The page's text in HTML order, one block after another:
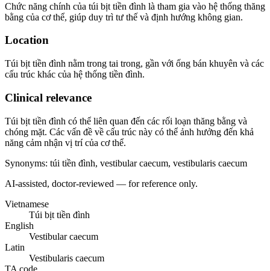
Chức năng chính của túi bịt tiền đình là tham gia vào hệ thống thăng
bằng của cơ thể, giúp duy trì tư thế và định hướng không gian.
Location
Túi bịt tiền đình nằm trong tai trong, gần với ống bán khuyên và các
cấu trúc khác của hệ thống tiền đình.
Clinical relevance
Túi bịt tiền đình có thể liên quan đến các rối loạn thăng bằng và
chóng mặt. Các vấn đề về cấu trúc này có thể ảnh hưởng đến khả
năng cảm nhận vị trí của cơ thể.
Synonyms: túi tiền đình, vestibular caecum, vestibularis caecum
AI-assisted, doctor-reviewed — for reference only.
Vietnamese
Túi bịt tiền đình
English
Vestibular caecum
Latin
Vestibularis caecum
TA code